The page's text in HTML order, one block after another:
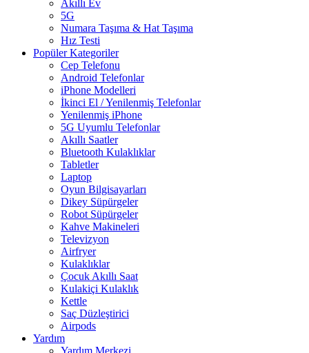
Akıllı Ev
5G
Numara Taşıma & Hat Taşıma
Hız Testi
Popüler Kategoriler
Cep Telefonu
Android Telefonlar
iPhone Modelleri
İkinci El / Yenilenmiş Telefonlar
Yenilenmiş iPhone
5G Uyumlu Telefonlar
Akıllı Saatler
Bluetooth Kulaklıklar
Tabletler
Laptop
Oyun Bilgisayarları
Dikey Süpürgeler
Robot Süpürgeler
Kahve Makineleri
Televizyon
Airfryer
Kulaklıklar
Çocuk Akıllı Saat
Kulakiçi Kulaklık
Kettle
Saç Düzleştirici
Airpods
Yardım
Yardım Merkezi